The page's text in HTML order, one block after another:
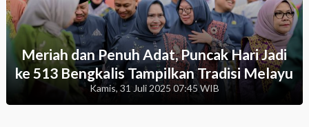
Meriah dan Penuh Adat, Puncak Hari Jadi
ke 513 Bengkalis Tampilkan Tradisi Melayu
Kamis, 31 Juli 2025 07:45 WIB